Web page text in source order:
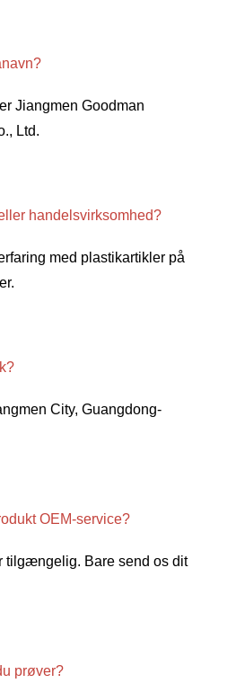
Jiangmen Goodman
Ltd.
handelsvirksomhed?
med plastikartikler på
City, Guangdong-
OEM-service?
tilgængelig. Bare send os dit
prøver?